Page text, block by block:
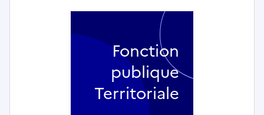
Fonction
publique
Territoriale